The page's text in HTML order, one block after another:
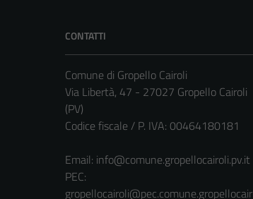
CONTATTI
Comune di Gropello Cairoli
Via Libertà, 47 - 27027 Gropello Cairoli
(PV)
Codice fiscale / P. IVA: 00464180181
Email: info@comune.gropellocairoli.pv.it
PEC:
gropellocairoli@pec.comune.gropellocair